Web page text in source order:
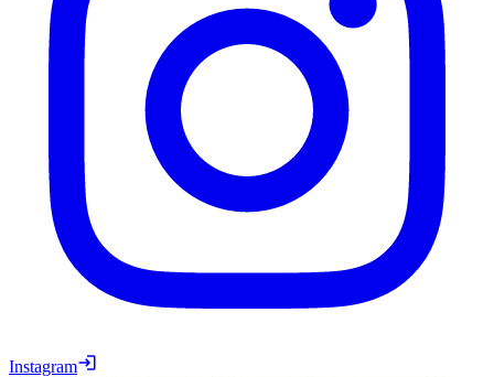
Instagram